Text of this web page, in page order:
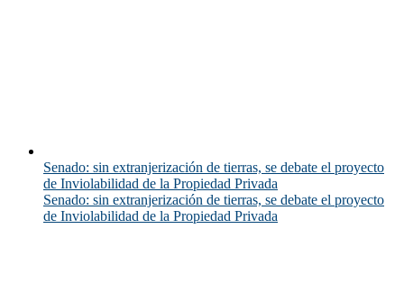
Senado: sin extranjerización de tierras, se debate el proyecto
de Inviolabilidad de la Propiedad Privada
Senado: sin extranjerización de tierras, se debate el proyecto
de Inviolabilidad de la Propiedad Privada